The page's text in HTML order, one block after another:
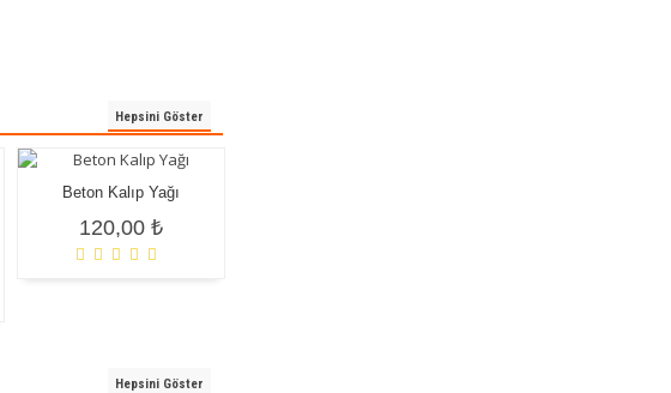
Hepsini Göster
Beton Kalıp Yağı
120,00 ₺
Hepsini Göster